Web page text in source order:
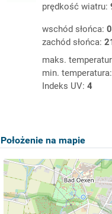
prędkość wiatru:
wschód słońca:
zachód słońca:
maks.
min. temperatura:
Indeks UV: 4
Położenie na mapie